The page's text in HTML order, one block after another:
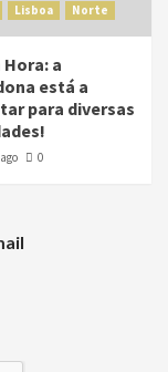
Lisboa Norte
a
está a
para diversas
0